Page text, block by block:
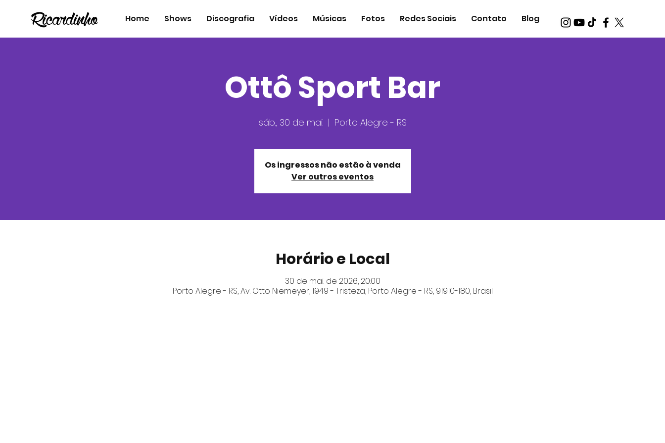
Home Shows Discografia Vídeos Músicas Fotos Redes Sociais Contato Blog
Ottô Sport Bar
sáb., 30 de mai.
  |
Porto Alegre - RS
Os ingressos não estão à venda
Ver outros eventos
Horário e Local
30 de mai. de 2026, 20:00
Porto Alegre - RS, Av. Otto Niemeyer, 1949 - Tristeza, Porto Alegre - RS, 91910-180, Brasil